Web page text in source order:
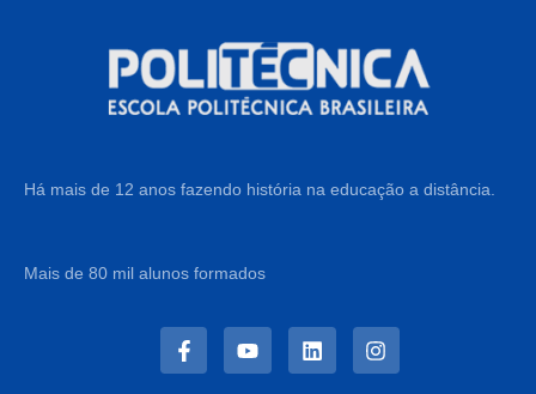
Há mais de 12 anos fazendo história na educação a distância.
Mais de 80 mil alunos formados